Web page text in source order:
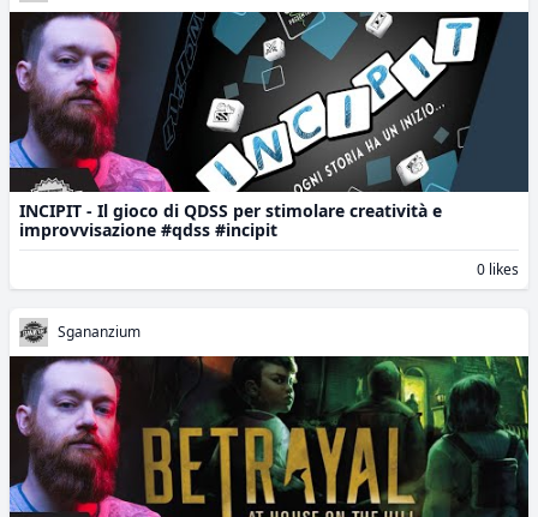
INCIPIT - Il gioco di QDSS per stimolare creatività e
improvvisazione #qdss #incipit
0 likes
Sgananzium